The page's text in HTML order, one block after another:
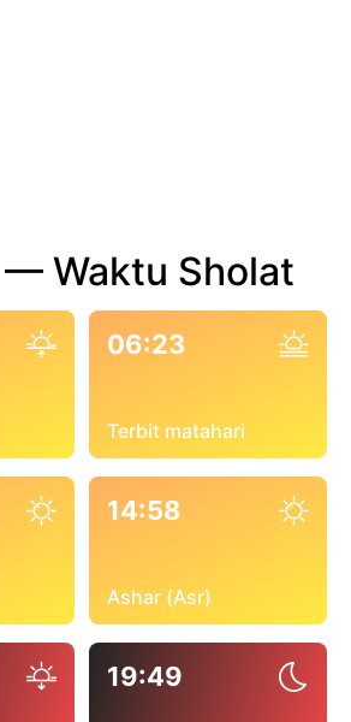
Waktu Sholat
06:23
Terbit matahari
14:58
Ashar (Asr)
19:49